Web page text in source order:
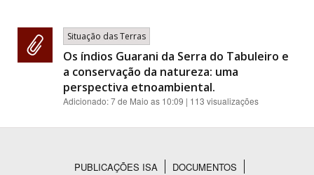
Situação das Terras
Os índios Guarani da Serra do Tabuleiro e
a conservação da natureza: uma
perspectiva etnoambiental.
Adicionado:7 de Maio as 10:09 | 113 visualizações
PUBLICAÇÕES ISA DOCUMENTOS